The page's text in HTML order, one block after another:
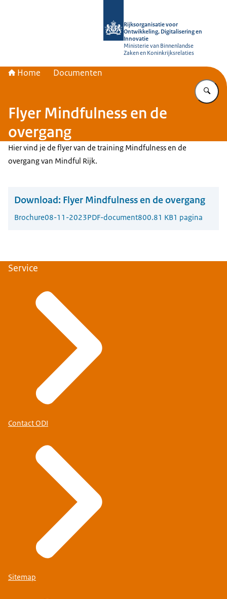
Rijksorganisatie voor
Ontwikkeling, Digitalisering en
Innovatie
Ministerie van Binnenlandse
Zaken en Koninkrijksrelaties
Home Documenten
Flyer Mindfulness en de
overgang
Hier vind je de flyer van de training Mindfulness en de
overgang van Mindful Rijk.
Download: Flyer Mindfulness en de overgang
Brochure08-11-2023PDF-document800.81 KB1 pagina
Service
Contact ODI
Sitemap